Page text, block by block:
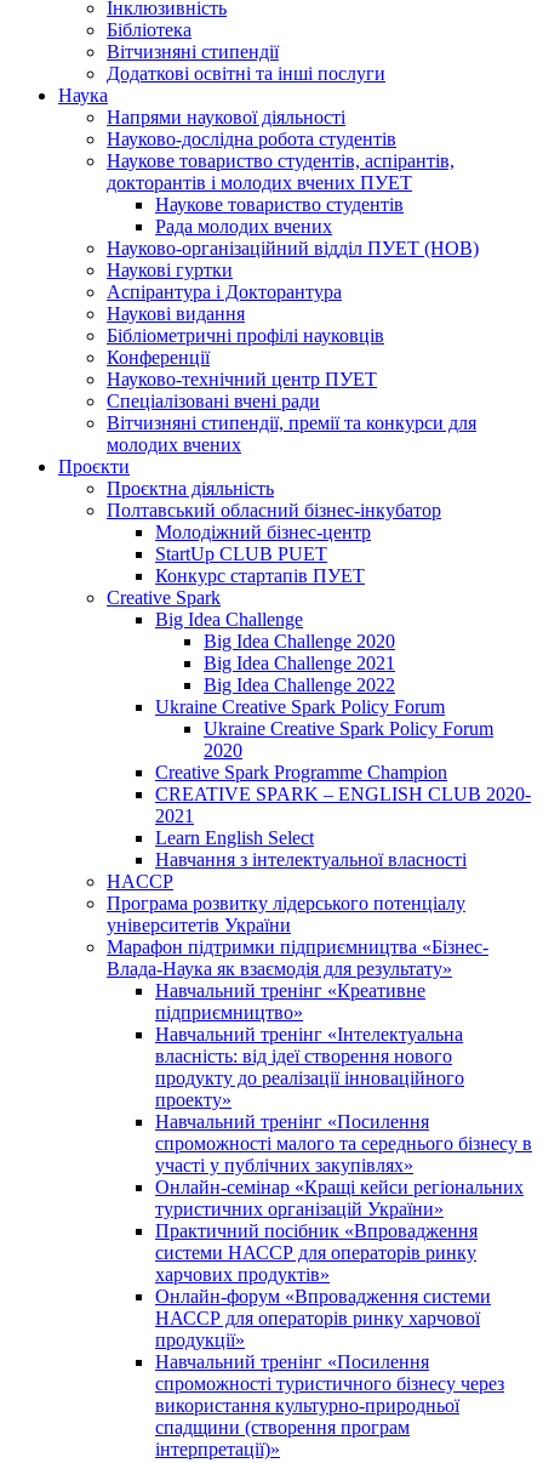
Інклюзивність
Бібліотека
Вітчизняні стипендії
Додаткові освітні та інші послуги
Наука
Напрями наукової діяльності
Науково-дослідна робота студентів
Наукове товариство студентів, аспірантів,
докторантів і молодих вчених ПУЕТ
Наукове товариство студентів
Рада молодих вчених
Науково-організаційний відділ ПУЕТ (НОВ)
Наукові гуртки
Аспірантура і Докторантура
Наукові видання
Бібліометричні профілі науковців
Конференції
Науково-технічний центр ПУЕТ
Спеціалізовані вчені ради
Вітчизняні стипендії, премії та конкурси для
молодих вчених
Проєкти
Проєктна діяльність
Полтавський обласний бізнес-інкубатор
Молодіжний бізнес-центр
StartUp CLUB PUET
Конкурс стартапів ПУЕТ
Creative Spark
Big Idea Challenge
Big Idea Challenge 2020
Big Idea Challenge 2021
Big Idea Challenge 2022
Ukraine Creative Spark Policy Forum
Ukraine Creative Spark Policy Forum
2020
Creative Spark Programme Champion
CREATIVE SPARK – ENGLISH CLUB 2020-
2021
Learn English Select
Навчання з інтелектуальної власності
HACCP
Програма розвитку лідерського потенціалу
університетів України
Марафон підтримки підприємництва «Бізнес-
Влада-Наука як взаємодія для результату»
Навчальний тренінг «Креативне
підприємництво»
Навчальний тренінг «Інтелектуальна
власність: від ідеї створення нового
продукту до реалізації інноваційного
проекту»
Навчальний тренінг «Посилення
спроможності малого та середнього бізнесу в
участі у публічних закупівлях»
Онлайн-семінар «Кращі кейси регіональних
туристичних організацій України»
Практичний посібник «Впровадження
системи НАССР для операторів ринку
харчових продуктів»
Онлайн-форум «Впровадження системи
НАССР для операторів ринку харчової
продукції»
Навчальний тренінг «Посилення
спроможності туристичного бізнесу через
використання культурно-природньої
спадщини (створення програм
інтерпретації)»